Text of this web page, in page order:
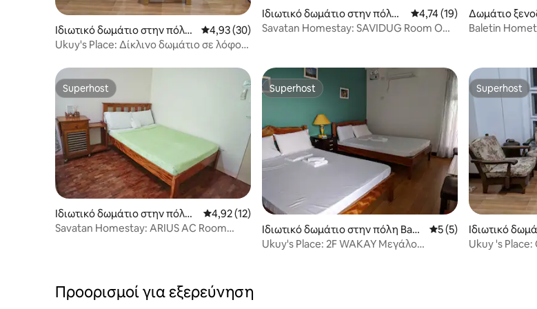
Ιδιωτικό δωμάτιο στην πόλη
Basco
Μέση βαθμολογία: 4,93 στα 5, 30 κριτικές
4,93 (30)
Ukuy's Place: Δίκλινο δωμάτιο σε λόφο
Ιδιωτικό δωμάτιο στην πόλη
Basco
Μέση βαθμολογία: 4,74
4,74 (19)
Savatan Homestay: SAVIDUG Room Own
Δωμάτιο
Basco
Baletin
Superhost
Superhost
Ιδιωτικό δωμάτιο στην πόλη
Basco
Μέση βαθμολογία: 4,92 στα 5, 12 κριτικές
4,92 (12)
Savatan Homestay: ARIUS AC Room
Superhost
Superhost
Ιδιωτικό δωμάτιο στην πόλη Basc
o
Μέση βαθμολογία: 5
5 (5)
Ukuy's Place: 2F WAKAY Μεγάλο
Superhost
Superhost
Ιδιωτικό
o
Ukuy 's
Προορισμοί για εξερεύνηση